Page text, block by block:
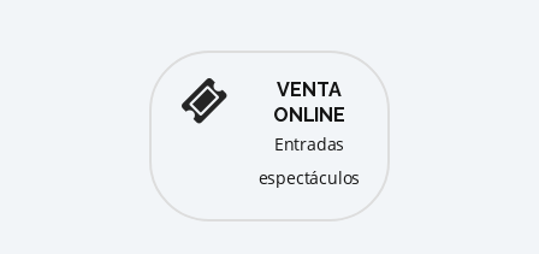
VENTA
ONLINE
entradas
espectáculos